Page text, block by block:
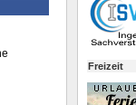
Freizeit